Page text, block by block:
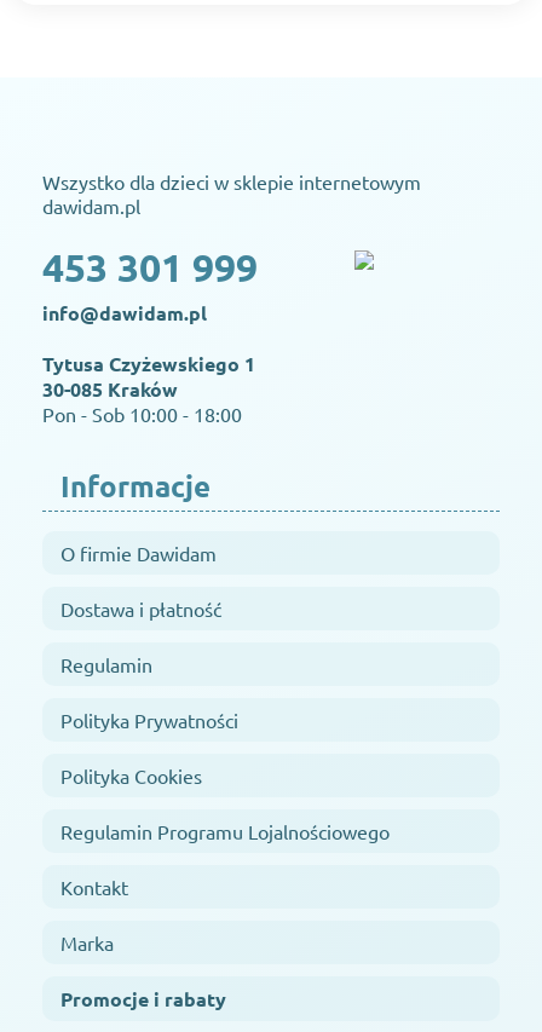
Wszystko dla dzieci w sklepie internetowym
dawidam.pl
453 301 999
info@dawidam.pl
Tytusa Czyżewskiego 1
30-085 Kraków
Pon - Sob 10:00 - 18:00
Informacje
O firmie Dawidam
Dostawa i płatność
Regulamin
Polityka Prywatności
Polityka Cookies
Regulamin Programu Lojalnościowego
Kontakt
Marka
Promocje i rabaty